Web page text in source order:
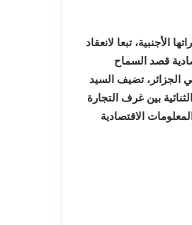
تبعا لانعقاد
قصد السماح
الجزائر، تضيف السيد
بين غرف التجارة
الاقتصادية